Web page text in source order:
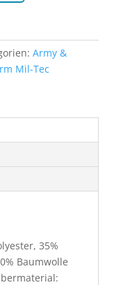
Army &
Mil-Tec
35%
Baumwolle